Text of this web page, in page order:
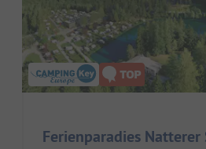
Ferienparadies Natterer